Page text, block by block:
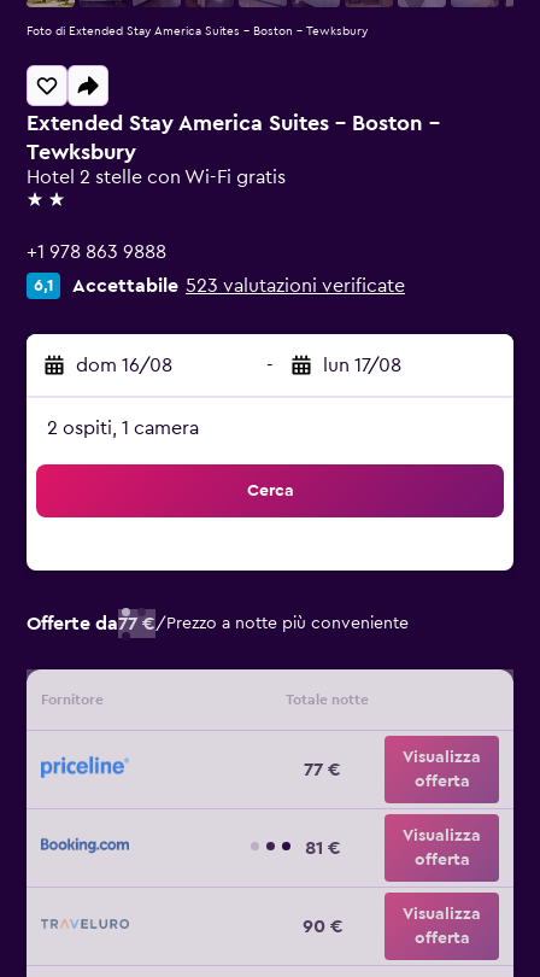
Extended Stay America Suites - Boston -
Tewksbury
Hotel 2 stelle con Wi-Fi gratis
2 stelle
+1 978 863 9888
6,1 Accettabile 523 valutazioni verificate
dom 16/08 - lun 17/08
2 ospiti, 1 camera
Cerca
Offerte da77 €/ Prezzo a notte più conveniente
Fornitore Totale notte
77 €
Visualizza
offerta
81 €
Visualizza
offerta
90 €
Visualizza
offerta
Foto di Extended Stay America Suites - Boston - Tewksbury